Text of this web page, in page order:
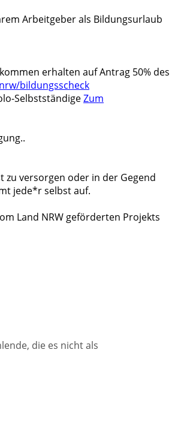
Arbeitgeber als Bildungsurlaub
erhalten auf Antrag 50% des
bildungsscheck
SelbstständigeZum
zu versorgen oder in der Gegend
jede*r selbst auf.
Land NRW geförderten Projekts
die es nicht als